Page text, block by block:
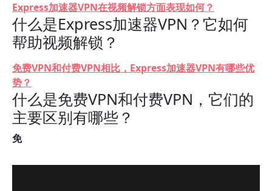
Express加速器VPN在视频解锁方面表现如何？
什么是Express加速器VPN？它如何
帮助视频解锁？
免费VPN和付费VPN相比，Express加速器VPN有哪些优
势？
什么是免费VPN和付费VPN，它们的
主要区别有哪些？
免